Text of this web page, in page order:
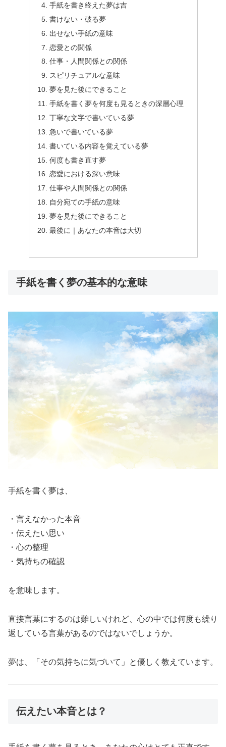
手紙を書き終えた夢は吉
書けない・破る夢
出せない手紙の意味
恋愛との関係
仕事・人間関係との関係
スピリチュアルな意味
夢を見た後にできること
手紙を書く夢を何度も見るときの深層心理
丁寧な文字で書いている夢
急いで書いている夢
書いている内容を覚えている夢
何度も書き直す夢
恋愛における深い意味
仕事や人間関係との関係
自分宛ての手紙の意味
夢を見た後にできること
最後に｜あなたの本音は大切
手紙を書く夢の基本的な意味
手紙を書く夢は、
・言えなかった本音
・伝えたい思い
・心の整理
・気持ちの確認
を意味します。
直接言葉にするのは難しいけれど、心の中では何度も繰り
返している言葉があるのではないでしょうか。
夢は、「その気持ちに気づいて」と優しく教えています。
伝えたい本音とは？